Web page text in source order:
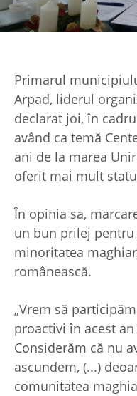
Primarul
Arpad, liderul
declarat joi, în
având ca temă
ani de la marea
oferit mai mult
În opinia sa,
un bun prilej pentru
minoritatea
românească.
„Vrem să
proactivi în acest
Considerăm că nu
ascundem, (...)
comunitatea